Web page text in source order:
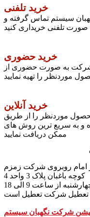
خرید تلفنی
سیستم تماس گرفته و
تلفنی خریداری کنید
خرید حضوری
شرکت به صورت حضوری از
موردنظر را تهیه نمایید
خرید آنلاین
موردنظر را از طریق
و به سریع ترین روش های
ممکن دریافت نمایید
امام روبروی شرکت زمزم
کوچه باغبان پلاک 3 واحد 4
شرکت نگهبان سیستم